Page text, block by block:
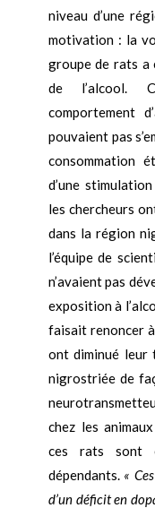
niveau d’une
motivation : la
groupe de rats a
de l’alcool.
comportement
pouvaient pas
consommation
d’une
les chercheurs
dans la région
l’équipe de
n’avaient pas
exposition à
faisait renoncer à
ont diminué leur
nigrostriée de
chez les
ces rats sont
dépendants. «
d’un déficit en